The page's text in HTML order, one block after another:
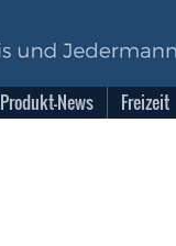
Produkt-News Freizeit